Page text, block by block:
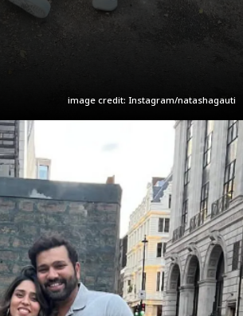
image credit: Instagram/natashagauti